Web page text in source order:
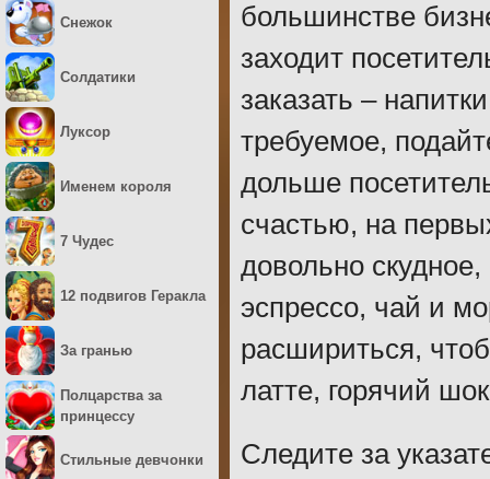
большинстве
заходит
заказать –
требуемое,
дольше
счастью, на
довольно
эспрессо, чай и
расшириться,
латте, горячий
Следите за
Снежок
Солдатики
Луксор
Именем короля
7 Чудес
12 подвигов Геракла
За гранью
Полцарства за
принцессу
Стильные девчонки